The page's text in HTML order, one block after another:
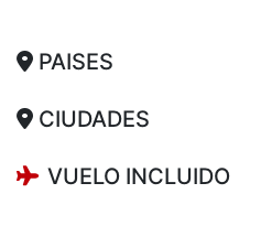
PAISES
CIUDADES
VUELO INCLUIDO